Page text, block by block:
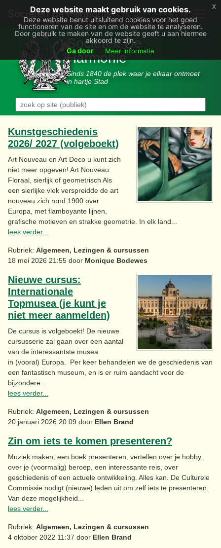
Deze website maakt gebruik van cookies.
Deze website benut uitsluitend cookies voor het goed
functioneren van de site en om de website te analyseren.
Door gebruik te maken van de website geeft u aan hiermee
akkoord te zijn.
Ga door
Meer informatie
x
Societëit de Harmonie
Sociëteit De
Harmonie
Sinds 1840 de plek waar je elkaar ontmoet
in hartje Stad
Kunstgeschiedenis
2026/ 2027 (volgeboekt)
Art Nouveau en Art Deco u kunt zich
niet meer opgeven! Art Nouveau:
Floraal, sierlijk of geometrisch Als
een sierlijke vlek verspreidde de art
nouveau zich rond 1900 over
Europa, met flamboyante lijnen,
grafische motieven en strakke geometrie. In elk land...
lees verder...
Rubriek: Algemeen, Lezingen & cursussen
18 mei 2026 21:55 door Monique Bodewes
Nieuwe cursus:
Internationale
Topmusea (je kunt je
niet meer aanmelden)
De cursus is volgeboekt! De nieuwe
cursusserie zal gaan over een aantal
van de interessantste musea
in (vooral) Europa. Per keer behandelen we de geschiedenis van
een fantastisch museum, en is er ruim aandacht voor de
bijzondere...
lees verder...
Rubriek: Algemeen, Lezingen & cursussen
20 januari 2026 20:09 door Ellen Brand
Zin om iets te komen presenteren?
Muziek maken, een boek presenteren, vertellen over je hobby,
over je (voormalig) beroep, een interessante reis, over
geschiedenis of een actuele ontwikkeling. Alles kan. De Culturele
Commissie nodigt (nieuwe) leden uit om zelf iets te presenteren.
Van deze mogelijkheid...
lees verder...
Rubriek: Algemeen, Lezingen & cursussen
4 oktober 2022 11:37 door Ellen Brand